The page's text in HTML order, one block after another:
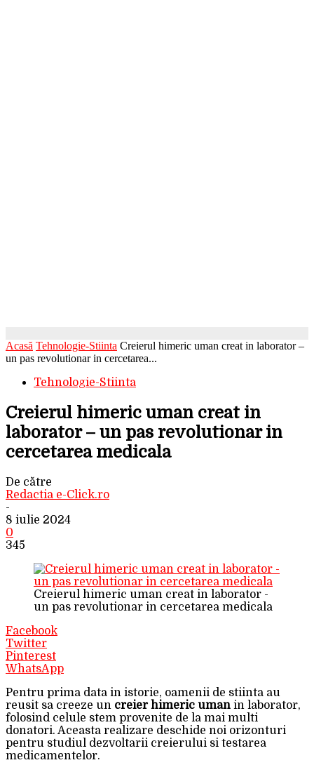
Acasă Tehnologie-Stiinta Creierul himeric uman creat in laborator –
un pas revolutionar in cercetarea...
Tehnologie-Stiinta
Creierul himeric uman creat in
laborator – un pas revolutionar in
cercetarea medicala
De către
Redactia e-Click.ro
-
8 iulie 2024
0
345
Creierul himeric uman creat in laborator -
un pas revolutionar in cercetarea medicala
Facebook
Twitter
Pinterest
WhatsApp
Pentru prima data in istorie, oamenii de stiinta au
reusit sa creeze un creier himeric uman in laborator,
folosind celule stem provenite de la mai multi
donatori. Aceasta realizare deschide noi orizonturi
pentru studiul dezvoltarii creierului si testarea
medicamentelor.